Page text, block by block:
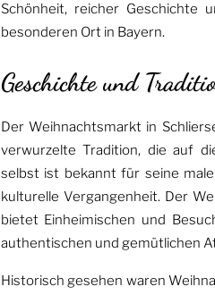
Schönheit, reicher Geschichte
besonderen Ort in Bayern.
Geschichte und
Der Weihnachtsmarkt in
verwurzelte Tradition, die auf
selbst ist bekannt für seine
kulturelle Vergangenheit. Der
bietet Einheimischen und
authentischen und gemütlichen
Historisch gesehen waren